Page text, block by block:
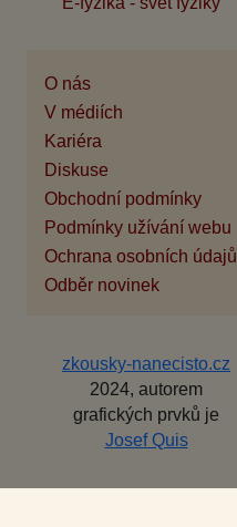
O nás
V médiích
Kariéra
Diskuse
Obchodní podmínky
Podmínky užívání webu
Ochrana osobních údajů
Odběr novinek
zkousky-nanecisto.cz
2024, autorem
grafických prvků je
Josef Quis